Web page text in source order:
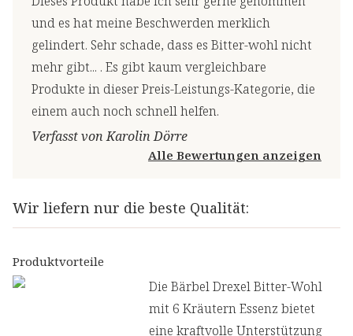
und es hat meine Beschwerden merklich
gelindert. Sehr schade, dass es Bitter-wohl nicht
mehr gibt... . Es gibt kaum vergleichbare
Produkte in dieser Preis-Leistungs-Kategorie, die
einem auch noch schnell helfen.
Verfasst von Karolin Dörre
Alle Bewertungen anzeigen
Wir liefern nur die beste Qualität:
Produktvorteile
Die Bärbel Drexel Bitter-Wohl
mit 6 Kräutern Essenz bietet
eine kraftvolle Unterstützung